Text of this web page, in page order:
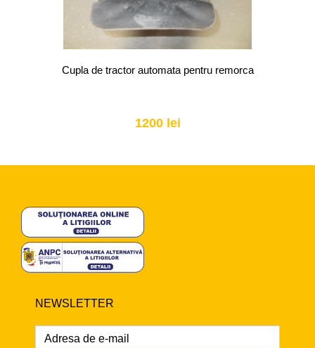
Cupla de tractor automata pentru remorca
1200 lei
NEWSLETTER